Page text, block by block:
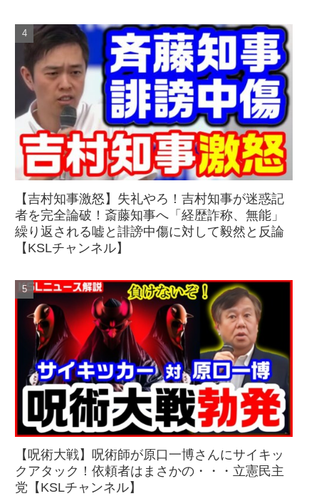
【吉村知事激怒】失礼やろ！吉村知事が迷惑記
者を完全論破！斎藤知事へ「経歴詐称、無能」
繰り返される嘘と誹謗中傷に対して毅然と反論
【KSLチャンネル】
【呪術大戦】呪術師が原口一博さんにサイキッ
クアタック！依頼者はまさかの・・・立憲民主
党【KSLチャンネル】